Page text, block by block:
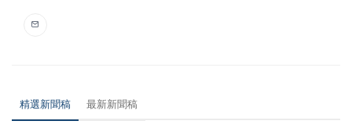
精選新聞稿 最新新聞稿